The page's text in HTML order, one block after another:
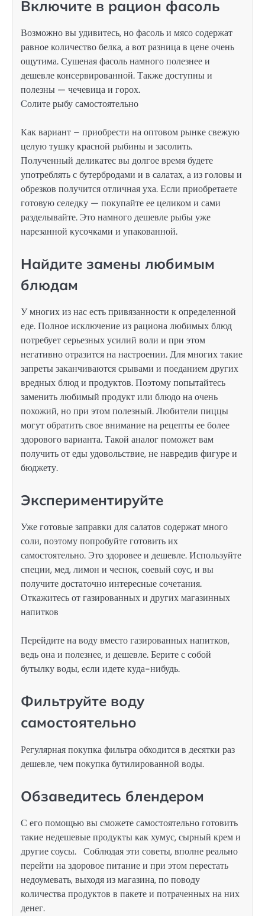
Включите в рацион фасоль
Возможно вы удивитесь, но фасоль и мясо содержат
равное количество белка, а вот разница в цене очень
ощутима. Сушеная фасоль намного полезнее и
дешевле консервированной. Также доступны и
полезны — чечевица и горох.
Солите рыбу самостоятельно
Как вариант – приобрести на оптовом рынке свежую
целую тушку красной рыбины и засолить.
Полученный деликатес вы долгое время будете
употреблять с бутербродами и в салатах, а из головы и
обрезков получится отличная уха. Если приобретаете
готовую селедку — покупайте ее целиком и сами
разделывайте. Это намного дешевле рыбы уже
нарезанной кусочками и упакованной.
Найдите замены любимым
блюдам
У многих из нас есть привязанности к определенной
еде. Полное исключение из рациона любимых блюд
потребует серьезных усилий воли и при этом
негативно отразится на настроении. Для многих такие
запреты заканчиваются срывами и поеданием других
вредных блюд и продуктов. Поэтому попытайтесь
заменить любимый продукт или блюдо на очень
похожий, но при этом полезный. Любители пиццы
могут обратить свое внимание на рецепты ее более
здорового варианта. Такой аналог поможет вам
получить от еды удовольствие, не навредив фигуре и
бюджету.
Экспериментируйте
Уже готовые заправки для салатов содержат много
соли, поэтому попробуйте готовить их
самостоятельно. Это здоровее и дешевле. Используйте
специи, мед, лимон и чеснок, соевый соус, и вы
получите достаточно интересные сочетания.
Откажитесь от газированных и других магазинных
напитков
Перейдите на воду вместо газированных напитков,
ведь она и полезнее, и дешевле. Берите с собой
бутылку воды, если идете куда-нибудь.
Фильтруйте воду
самостоятельно
Регулярная покупка фильтра обходится в десятки раз
дешевле, чем покупка бутилированной воды.
Обзаведитесь блендером
С его помощью вы сможете самостоятельно готовить
такие недешевые продукты как хумус, сырный крем и
другие соусы. Соблюдая эти советы, вполне реально
перейти на здоровое питание и при этом перестать
недоумевать, выходя из магазина, по поводу
количества продуктов в пакете и потраченных на них
денег.